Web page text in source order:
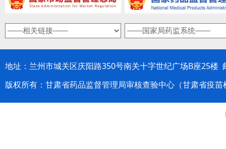
地址：兰州市城关区庆阳路350号南关十字世纪广场B座25
版权所有：甘肃省药品监督管理局审核查验中心（甘肃省疫